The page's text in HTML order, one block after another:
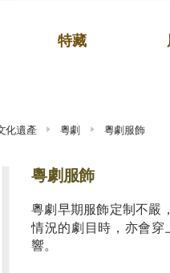
特藏
化遺產 粵劇 粵劇服飾
粵劇服飾
粵劇早期服飾定制不嚴
情況的劇目時，亦會
響。